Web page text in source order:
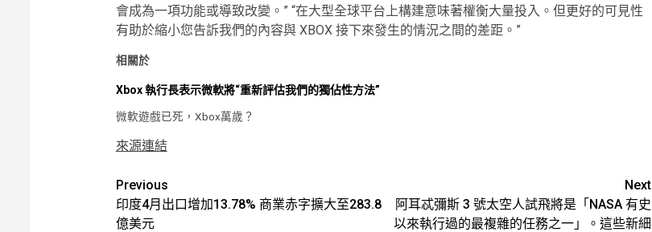
會成為一項功能或導致改變。” “在大型全球平台上構建意味著權衡大量投入。但更好的可見性
有助於縮小您告訴我們的內容與 XBOX 接下來發生的情況之間的差距。”
相關於
Xbox 執行長表示微軟將“重新評估我們的獨佔性方法”
微軟遊戲已死，Xbox萬歲？
來源連結
Post
navigation
Previous
印度4月出口增加13.78% 商業赤字擴大至283.8
億美元
Next
阿耳忒彌斯 3 號太空人試飛將是「NASA​​ 有史
以來執行過的最複雜的任務之一」。這些新細